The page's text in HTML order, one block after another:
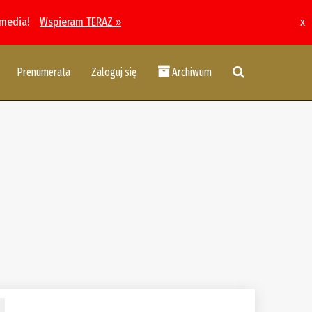
Wspieram TERAZ » x
Prenumerata Zaloguj się Archiwum